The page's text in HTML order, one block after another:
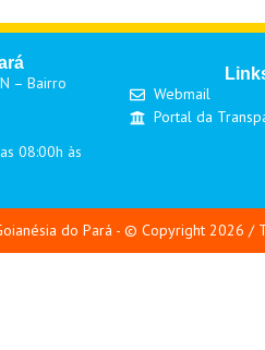
– Bairro
08:00h às
Webmail
Portal da
do Pará - © Copyright 2026 /